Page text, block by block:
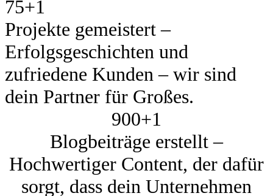
75+1
Projekte gemeistert –
Erfolgsgeschichten und
zufriedene Kunden – wir sind
dein Partner für Großes.
900+1
Blogbeiträge erstellt –
Hochwertiger Content, der dafür
sorgt, dass dein Unternehmen